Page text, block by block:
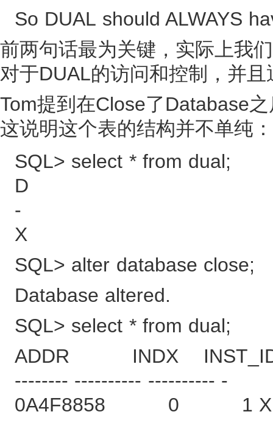
So DUAL should ALWAYS
前两句话最为关键，实际上我
对于DUAL的访问和控制，并
Tom提到在Close了Database
这说明这个表的结构并不单纯：
SQL> select * from dual;
D
-
X
SQL> alter database close;
Database altered.
SQL> select * from dual;
ADDR INDX
-------- ---------- ---------- -
0A4F8858 0 1 X